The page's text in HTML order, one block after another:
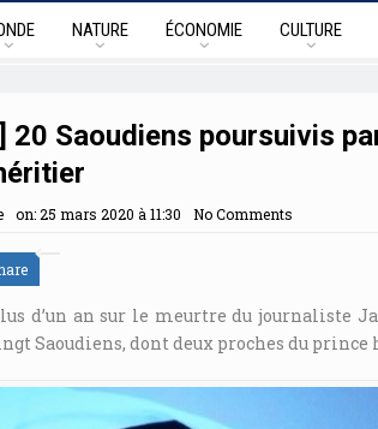
NATURE ÉCONOMIE CULTURE
Saoudiens poursuivis
on:25 mars 2020 à 11:30 No Comments
d’un an sur le meurtre du journaliste
Saoudiens, dont deux proches du